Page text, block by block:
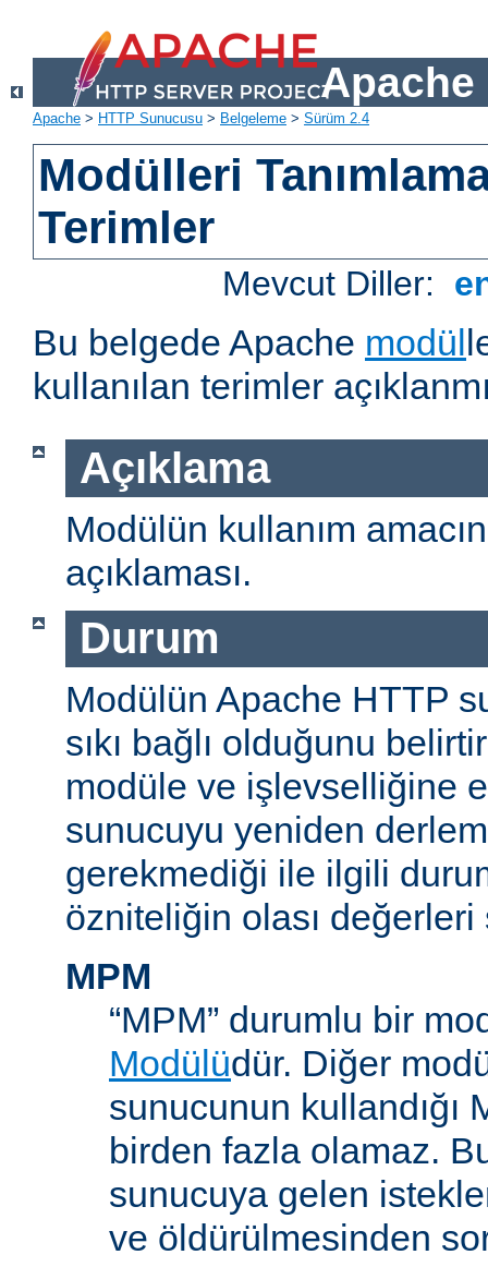
Apache
Apache > HTTP Sunucusu > Belgeleme > Sürüm 2.4
Modülleri
Terimler
Mevcut Diller:
Bu belgede Apache modül
kullanılan terimler
Açıklama
Modülün kullanım
açıklaması.
Durum
Modülün Apache HTTP
sıkı bağlı olduğunu
modüle ve işlevselliğine
sunucuyu yeniden
gerekmediği ile ilgili
özniteliğin olası değerleri
MPM
“MPM” durumlu bir
Modülüdür. Diğer
sunucunun kullandığı
birden fazla olamaz.
sunucuya gelen
ve öldürülmesinden